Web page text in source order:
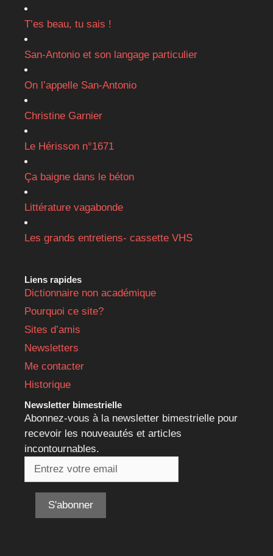
T’es beau, tu sais !
San-Antonio et son langage particulier
On l’appelle San-Antonio
Christine Garnier
Le Hérisson n°1671
Ça baigne dans le béton
Littérature vagabonde
Les grands entretiens- cassette VHS
Liens rapides
Dictionnaire non académique
Pourquoi ce site?
Sites d’amis
Newsletters
Me contacter
Historique
Newsletter bimestrielle
Abonnez-vous à la newsletter bimestrielle pour
recevoir les nouveautés et articles
incontournables.